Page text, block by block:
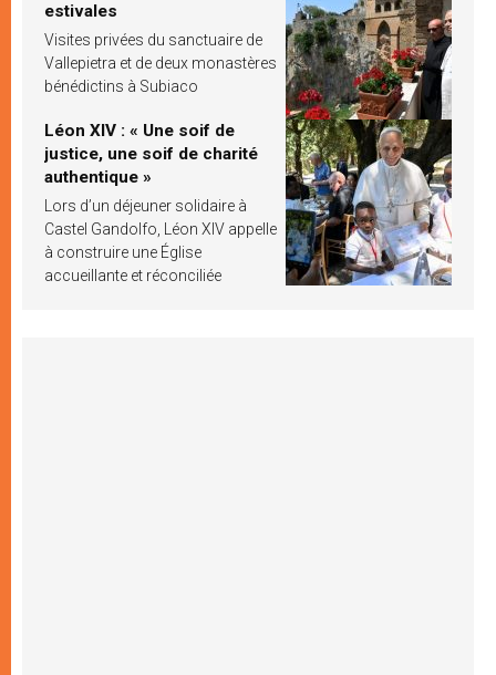
estivales
Visites privées du sanctuaire de
Vallepietra et de deux monastères
bénédictins à Subiaco
Léon XIV : « Une soif de
justice, une soif de charité
authentique »
Lors d’un déjeuner solidaire à
Castel Gandolfo, Léon XIV appelle
à construire une Église
accueillante et réconciliée